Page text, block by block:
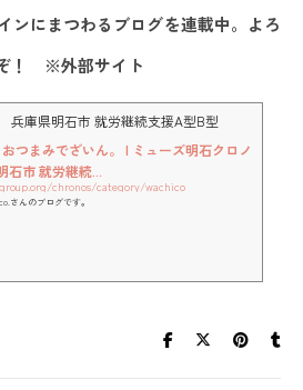
ンにまつわるブログを連載中。よろ
！ ※外部サイト
兵庫県明石市 就労継続支援A型B型
つまみでざいん。 | ミューズ明石クロノ
市 就労継続...
chronos/category/wachico
さんのブログです。